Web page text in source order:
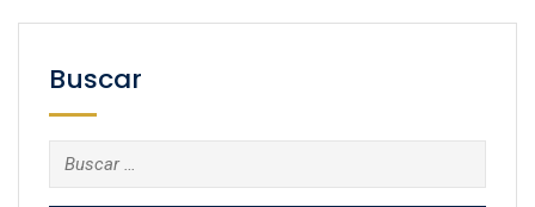
Buscar
Buscar: